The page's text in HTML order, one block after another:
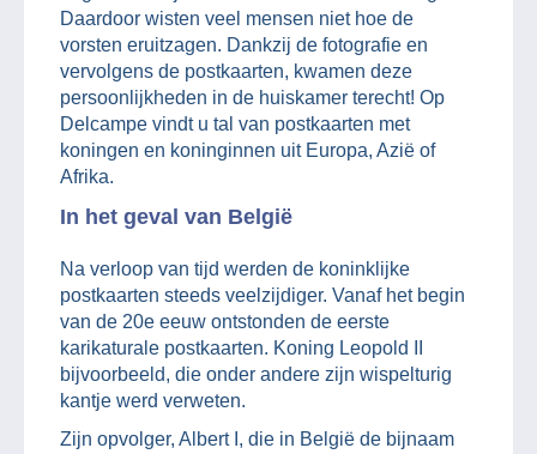
Daardoor wisten veel mensen niet hoe de
vorsten eruitzagen. Dankzij de fotografie en
vervolgens de postkaarten, kwamen deze
persoonlijkheden in de huiskamer terecht! Op
Delcampe vindt u tal van postkaarten met
koningen en koninginnen uit Europa, Azië of
Afrika.
In het geval van België
Na verloop van tijd werden de koninklijke
postkaarten steeds veelzijdiger. Vanaf het begin
van de 20e eeuw ontstonden de eerste
karikaturale postkaarten. Koning Leopold II
bijvoorbeeld, die onder andere zijn wispelturig
kantje werd verweten.
Zijn opvolger, Albert I, die in België de bijnaam